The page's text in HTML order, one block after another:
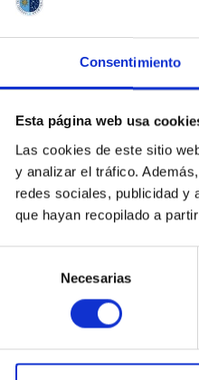
Consentimiento
Esta página web usa
Las cookies de este sitio
y analizar el tráfico.
redes sociales, publicidad y
que hayan recopilado a
consentimiento
Necesarias